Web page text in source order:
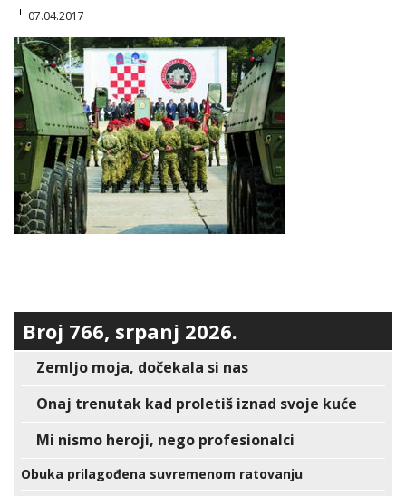
07.04.2017
Broj 766, srpanj 2026.
Zemljo moja, dočekala si nas
Onaj trenutak kad proletiš iznad svoje kuće
Mi nismo heroji, nego profesionalci
Obuka prilagođena suvremenom ratovanju